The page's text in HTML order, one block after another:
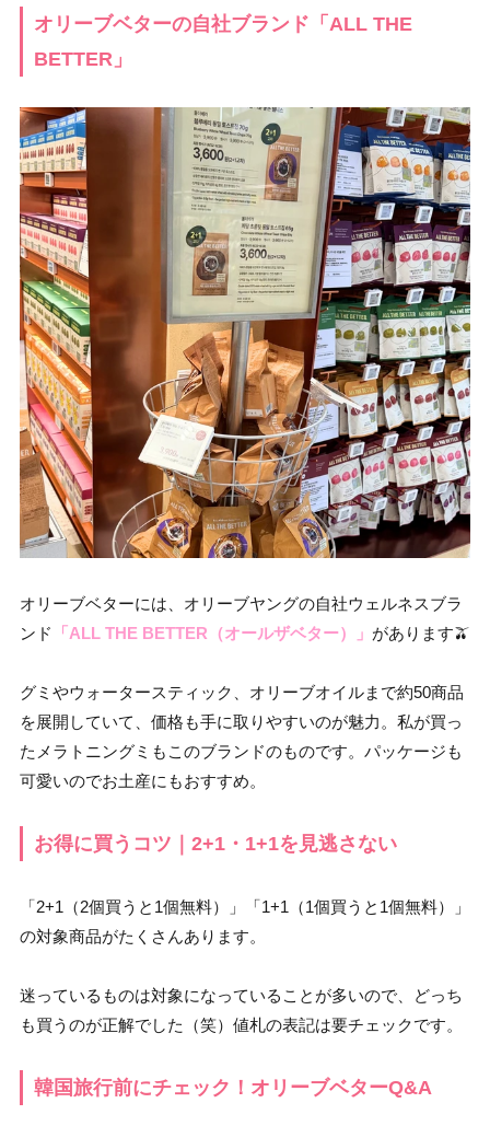
オリーブベターの自社ブランド「ALL THE
BETTER」
オリーブベターには、オリーブヤングの自社ウェルネスブラ
ンド
「ALL THE BETTER（オールザベター）」 があります🫒
グミやウォータースティック、オリーブオイルまで約50商品
を展開していて、価格も手に取りやすいのが魅力。私が買っ
たメラトニングミもこのブランドのものです。パッケージも
可愛いのでお土産にもおすすめ。
お得に買うコツ｜2+1・1+1を見逃さない
「2+1（2個買うと1個無料）」「1+1（1個買うと1個無料）」
の対象商品がたくさんあります。
迷っているものは対象になっていることが多いので、どっち
も買うのが正解でした（笑）値札の表記は要チェックです。
韓国旅行前にチェック！オリーブベターQ&A